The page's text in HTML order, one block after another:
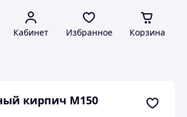
Кабинет Избранное Корзина
кирпич М150